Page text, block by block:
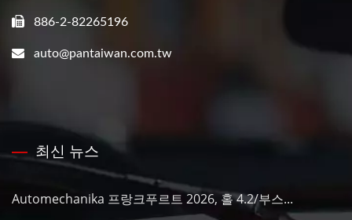
886-2-82265196
auto@pantaiwan.com.tw
최신 뉴스
Automechanika 프랑크푸르트 2026, 홀 4.2/부스...